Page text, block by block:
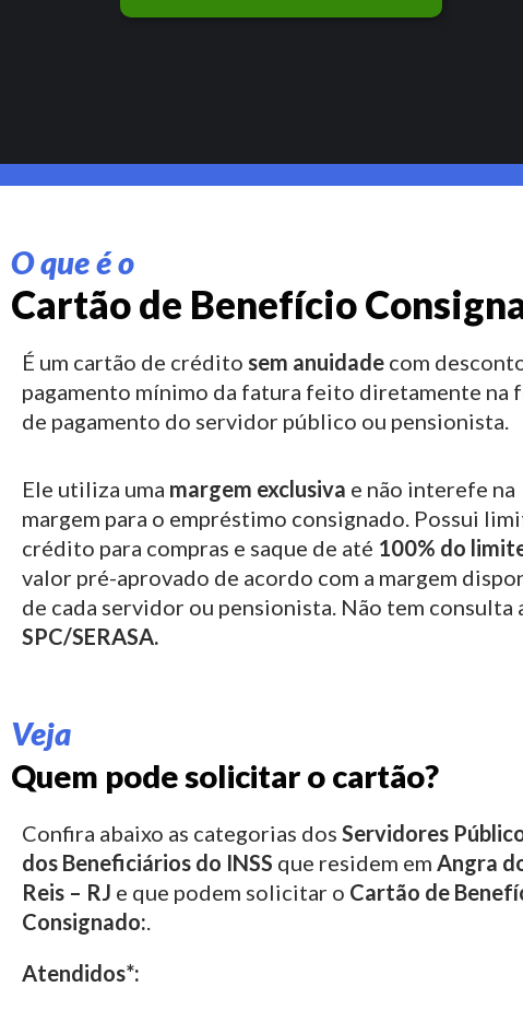
O que é o
Cartão de Benefício
É um cartão de crédito sem anuidade com
pagamento mínimo da fatura feito diretamente na
de pagamento do servidor público ou pensionista.
Ele utiliza uma margem exclusiva e não interefe na
margem para o empréstimo consignado. Possui
crédito para compras e saque de até 100% do
valor pré-aprovado de acordo com a margem
de cada servidor ou pensionista. Não tem consulta
SPC/SERASA.
Veja
Quem pode solicitar o cartão?
Confira abaixo as categorias dos Servidores
dos Beneficiários do INSS que residem em Angra
Reis – RJ e que podem solicitar o Cartão de
Consignado:.
Atendidos*: